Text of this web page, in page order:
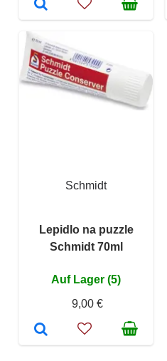
Schmidt
Lepidlo na puzzle
Schmidt 70ml
Auf Lager (5)
9,00 €